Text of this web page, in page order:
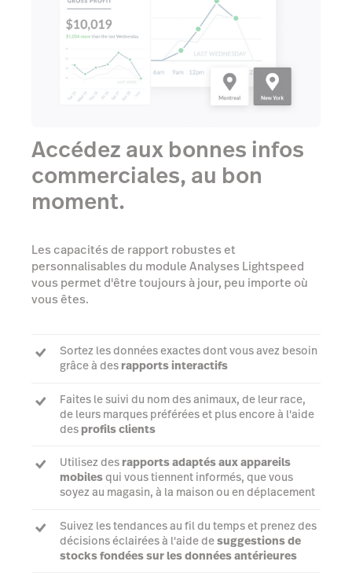
Accédez aux bonnes infos
commerciales, au bon
moment.
Les capacités de rapport robustes et
personnalisables du module Analyses Lightspeed
vous permet d'être toujours à jour, peu importe où
vous êtes.
Sortez les données exactes dont vous avez besoin
grâce à des rapports interactifs
Faites le suivi du nom des animaux, de leur race,
de leurs marques préférées et plus encore à l'aide
des profils clients
Utilisez des rapports adaptés aux appareils
mobilesqui vous tiennent informés, que vous
soyez au magasin, à la maison ou en déplacement
Suivez les tendances au fil du temps et prenez des
décisions éclairées à l'aide desuggestions de
stocks fondées sur les données antérieures